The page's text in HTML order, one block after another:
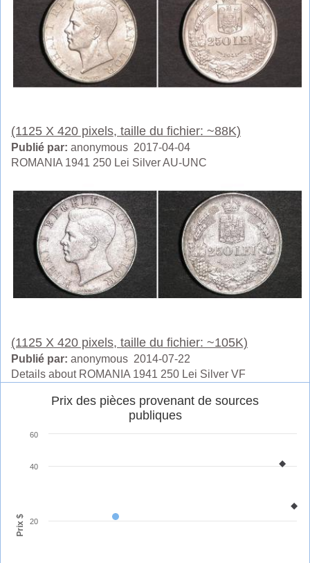
(1125 X 420 pixels, taille du fichier: ~88K)
Publié par: anonymous 2017-04-04
ROMANIA 1941 250 Lei Silver AU-UNC
(1125 X 420 pixels, taille du fichier: ~105K)
Publié par: anonymous 2014-07-22
Details about ROMANIA 1941 250 Lei Silver VF